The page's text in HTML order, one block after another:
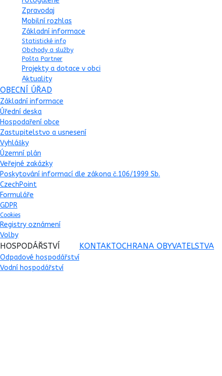
Zpravodaj
Mobilní rozhlas
Základní informace
Statistické info
Obchody a služby
Pošta Partner
Projekty a dotace v obci
Aktuality
OBECNÍ ÚŘAD
Základní informace
Úřední deska
Hospodaření obce
Zastupitelstvo a usnesení
Vyhlášky
Územní plán
Veřejné zakázky
Poskytování informací dle zákona č.106/1999 Sb.
CzechPoint
Formuláře
GDPR
Cookies
Registry oznámení
Volby
HOSPODÁŘSTVÍ
Odpadové hospodářství
Vodní hospodářství
KONTAKTOCHRANA OBYVATELSTVA